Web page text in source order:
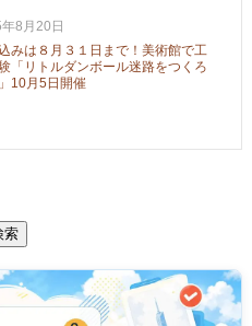
8月20日
みは８月３１日まで！美術館で工
「リトルダンボール迷路をつくろ
10月5日開催
索